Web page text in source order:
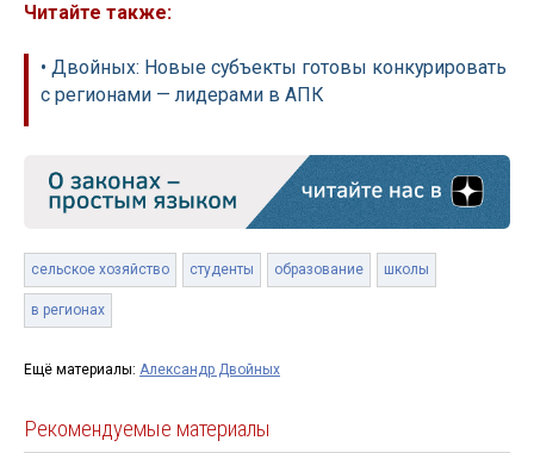
Читайте также:
• Двойных: Новые субъекты готовы конкурировать
с регионами — лидерами в АПК
сельское хозяйство студенты образование школы
в регионах
Ещё материалы: Александр Двойных
Рекомендуемые материалы